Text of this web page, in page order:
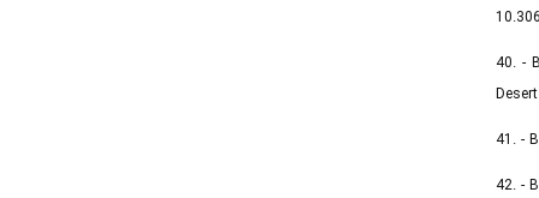
40. -
41. -
42. -